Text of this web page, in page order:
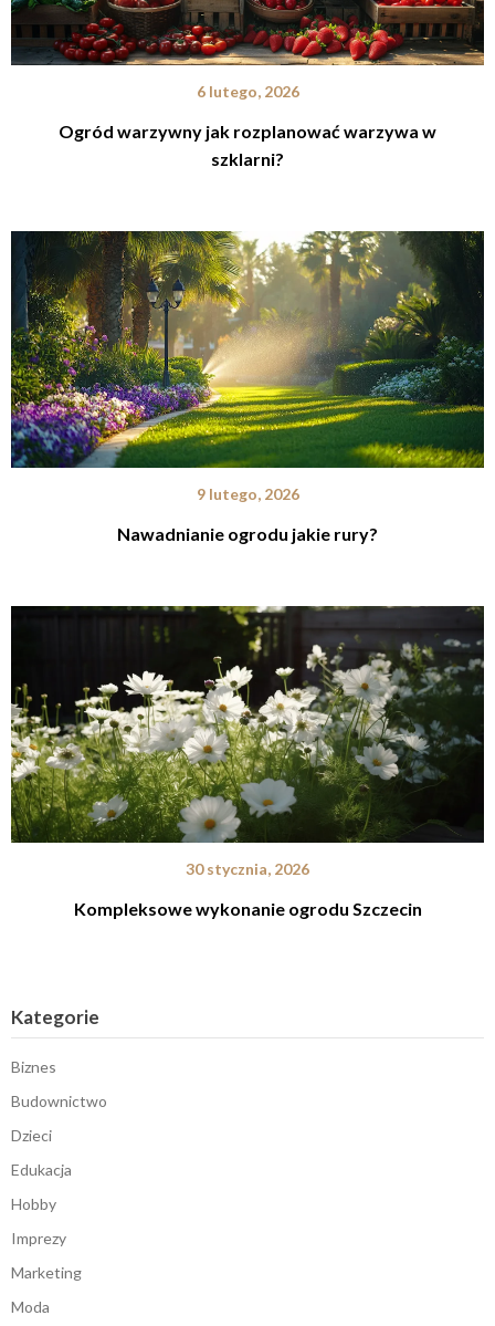
6 lutego, 2026
Ogród warzywny jak rozplanować warzywa w
szklarni?
9 lutego, 2026
Nawadnianie ogrodu jakie rury?
30 stycznia, 2026
Kompleksowe wykonanie ogrodu Szczecin
Kategorie
Biznes
Budownictwo
Dzieci
Edukacja
Hobby
Imprezy
Marketing
Moda